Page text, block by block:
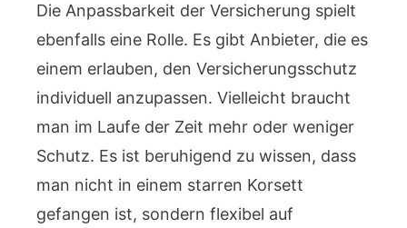
Die Anpassbarkeit der Versicherung spielt
ebenfalls eine Rolle. Es gibt Anbieter, die es
einem erlauben, den Versicherungsschutz
individuell anzupassen. Vielleicht braucht
man im Laufe der Zeit mehr oder weniger
Schutz. Es ist beruhigend zu wissen, dass
man nicht in einem starren Korsett
gefangen ist, sondern flexibel auf